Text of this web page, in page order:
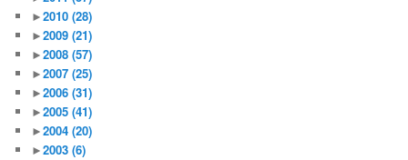
►2010(28)
►2009(21)
►2008(57)
►2007(25)
►2006(31)
►2005(41)
►2004(20)
►2003(6)